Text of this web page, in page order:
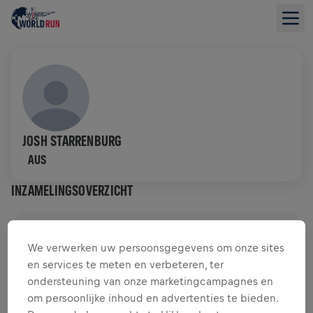
JOSH STARRENBURG
AUS
INZAMELINGSOVERZICHT
DONATIES
Doneer om een verschil te maken! 100% van je
donatie gaat naar onderzoek naar de genezing van
We verwerken uw persoonsgegevens om onze sites
en services te meten en verbeteren, ter
ondersteuning van onze marketingcampagnes en
om persoonlijke inhoud en advertenties te bieden.